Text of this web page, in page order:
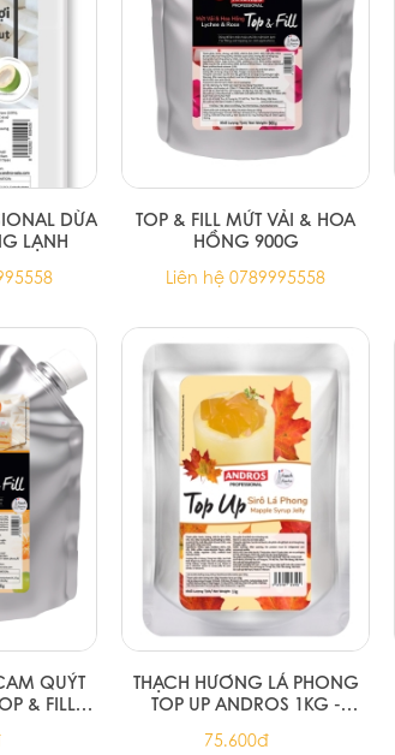
DỪA
LẠNH
TOP & FILL MỨT VẢI & HOA
HỒNG 900G
Liên hệ 0789995558
QUÝT
& FILL
THẠCH HƯƠNG LÁ PHONG
TOP UP ANDROS 1KG -
75.600đ